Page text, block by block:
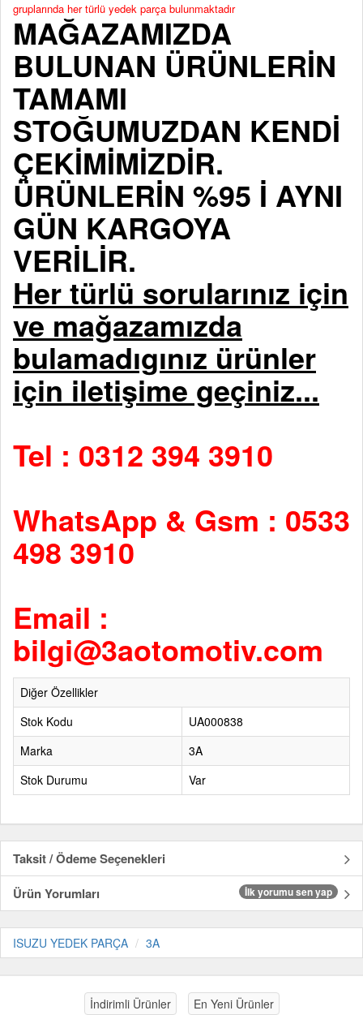
gruplarında her türlü yedek parça bulunmaktadır
MAĞAZAMIZDA
BULUNAN ÜRÜNLERİN
TAMAMI
STOĞUMUZDAN KENDİ
ÇEKİMİMİZDİR.
ÜRÜNLERİN %95 İ AYNI
GÜN KARGOYA
VERİLİR.
Her türlü sorularınız için
ve mağazamızda
bulamadıgınız ürünler
için iletişime geçiniz...
Tel : 0312 394 3910
WhatsApp & Gsm : 0533
498 3910
Email :
bilgi@3aotomotiv.com
Diğer Özellikler
Stok Kodu
UA000838
Marka
3A
Stok Durumu
Var
Taksit / Ödeme Seçenekleri
Ürün Yorumları
İlk yorumu sen yap
ISUZU YEDEK PARÇA 3A
İndirimli Ürünler En Yeni Ürünler